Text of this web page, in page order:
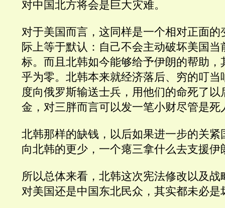
对中国北方将会是巨大灾难。
对于美国而言，这同样是一个相对正面的
际上等于默认：自己不会主动破坏美国当
标。而且北韩如今能够给予伊朗的帮助，
乎为零。北韩本来就经济落后、穷的叮当
度向俄罗斯输送士兵，用他们的命死了以
金，对三胖而言可以发一笔小财尽管是死
北韩那样的缺钱，以后如果进一步的关紧
向北韩的更少，一个瘪三拿什么去支援伊
所以总体来看，北韩这次宪法修改以及战
对美国还是中国东北民众，其实都未必是